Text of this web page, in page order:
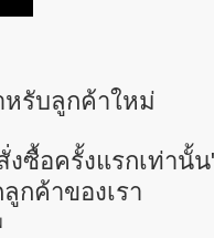
รับลูกค้าใหม่
งซื้อครั้งแรกเท่านั้น
กค้าของเรา